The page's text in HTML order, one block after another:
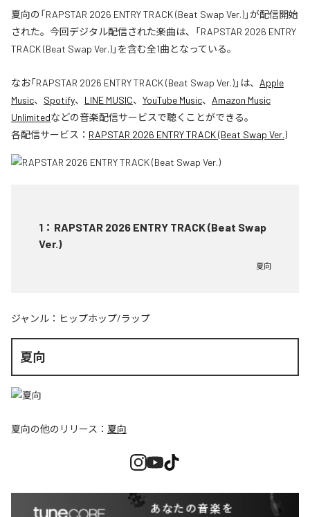
夏向の「RAPSTAR 2026 ENTRY TRACK (Beat Swap Ver.)」が配信開始
された。今回デジタル配信された楽曲は、「RAPSTAR 2026 ENTRY
TRACK (Beat Swap Ver.)」を含む全1曲となっている。
なお「RAPSTAR 2026 ENTRY TRACK (Beat Swap Ver.)」は、 Apple
Music、 Spotify、 LINE MUSIC、 YouTube Music、 Amazon Music
Unlimitedなどの音楽配信サービスで聴くことができる。
各配信サービス： RAPSTAR 2026 ENTRY TRACK (Beat Swap Ver.)
1 ： RAPSTAR 2026 ENTRY TRACK (Beat Swap
Ver.)
夏向
ジャンル： ヒップホップ/ラップ
夏向
夏向の他のリリース： 夏向